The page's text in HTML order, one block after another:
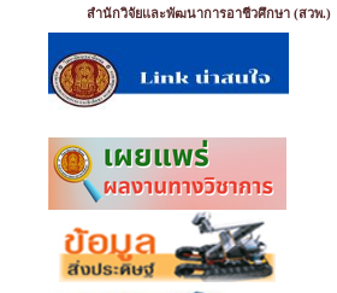
สำนักวิจัยและพัฒนาการอาชีวศึกษา (สวพ.)